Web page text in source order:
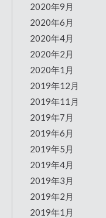
2020年9月
2020年6月
2020年4月
2020年2月
2020年1月
2019年12月
2019年11月
2019年7月
2019年6月
2019年5月
2019年4月
2019年3月
2019年2月
2019年1月